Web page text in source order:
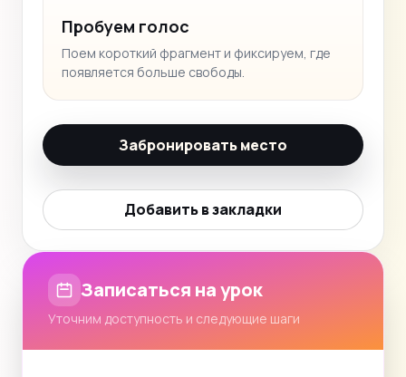
Пробуем голос
Поем короткий фрагмент и фиксируем, где
появляется больше свободы.
Забронировать место
Добавить в закладки
Записаться на урок
Уточним доступность и следующие шаги